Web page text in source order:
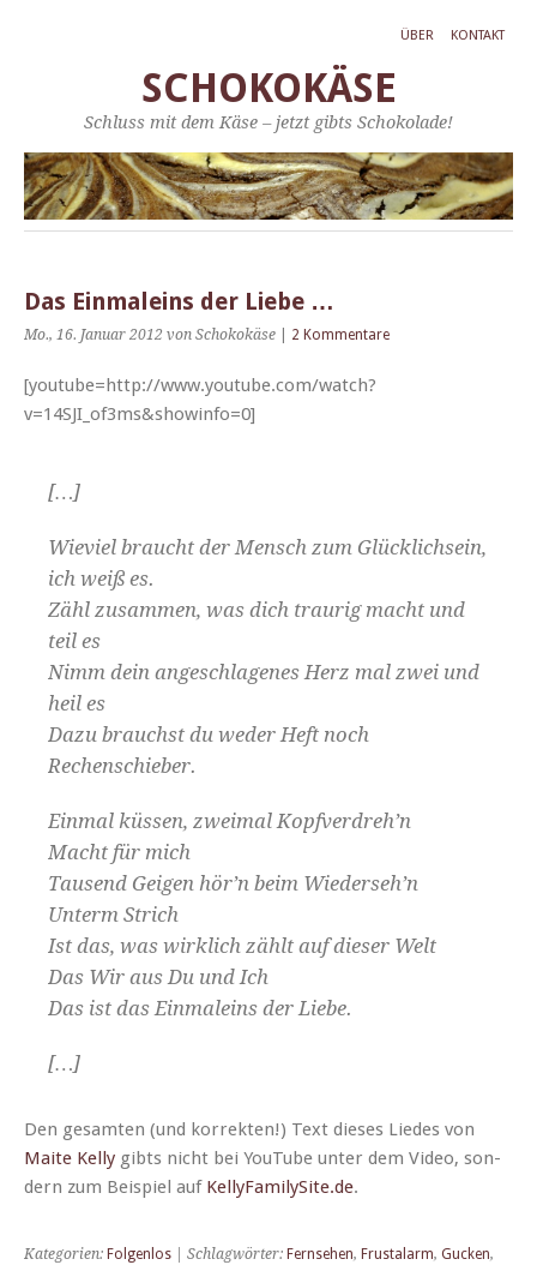
ÜBER KONTAKT
SCHOKOKÄSE
Schluss mit dem Käse – jetzt gibts Schokolade!
Das Einmaleins der Liebe …
Mo., 16. Januar 2012 von Schokokäse 2 Kommentare
[youtube=http://www.youtube.com/watch?
v=14SJI_of3ms&showinfo=0]
[…]
Wieviel braucht der Men­sch zum Glück­lich­sein,
ich weiß es.
Zähl zusam­men, was dich trau­rig macht und
teil es
Nimm dein angeschla­genes Herz mal zwei und
heil es
Dazu brauchst du wed­er Heft noch
Rechenschieber.
Ein­mal küssen, zweimal Kopfverdreh’n
Macht für mich
Tausend Geigen hör’n beim Wiederseh’n
Unterm Strich
Ist das, was wirk­lich zählt auf dieser Welt
Das Wir aus Du und Ich
Das ist das Ein­maleins der Liebe.
[…]
Den gesamten (und kor­rek­ten!) Text dieses Liedes von
Maite Kel­ly gibts nicht bei YouTube unter dem Video, son­
dern zum Beispiel auf KellyFamilySite.de.
Kategorien: Folgenlos | Schlagwörter: Fernsehen, Frustalarm, Gucken,